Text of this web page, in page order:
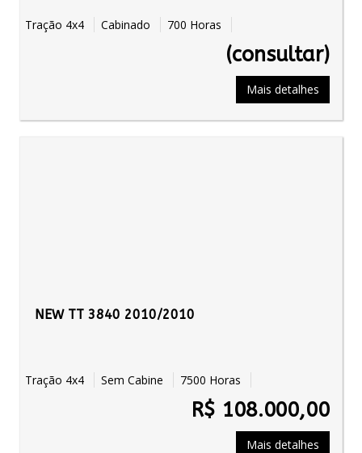
Tração 4x4 Cabinado 700 Horas
(consultar)
Mais detalhes
NEW TT 3840 2010/2010
Tração 4x4 Sem Cabine 7500 Horas
R$ 108.000,00
Mais detalhes